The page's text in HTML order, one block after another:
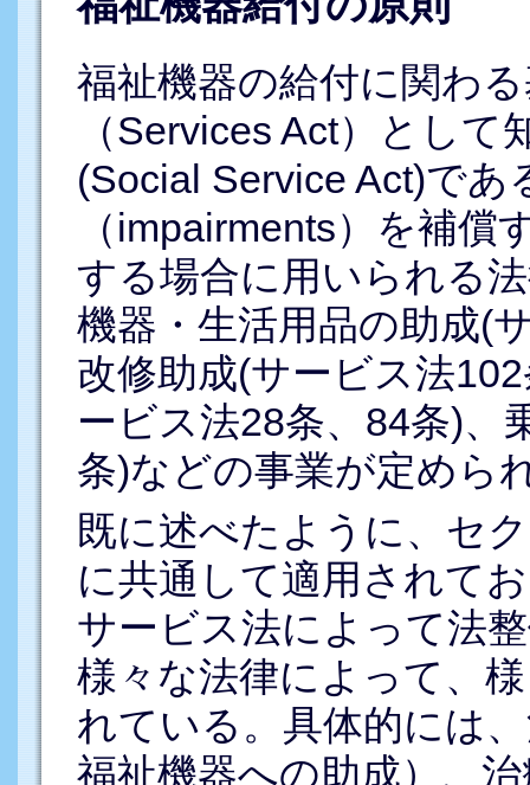
福祉機器の給付に関わ
（Services Act）とし
(Social Service Act)で
（impairments）を補
する場合に用いられる
機器・生活用品の助成(
改修助成(サービス法
ービス法28条、84条)、
条)などの事業が定めら
既に述べたように、セ
に共通して適用されて
サービス法によって法
様々な法律によって、
れている。具体的には
福祉機器への助成）、